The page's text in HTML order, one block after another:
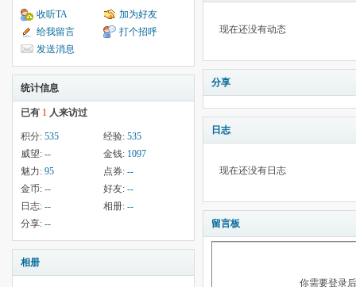
收听TA
加为好友
给我留言
打个招呼
发送消息
统计信息
已有 1 人来访过
积分: 535 经验: 535
威望: -- 金钱: 1097
魅力: 95 点券: --
金币: -- 好友: --
日志: -- 相册: --
分享: --
相册
现在还没有动态
分享
日志
现在还没有日志
留言板
你需要登录